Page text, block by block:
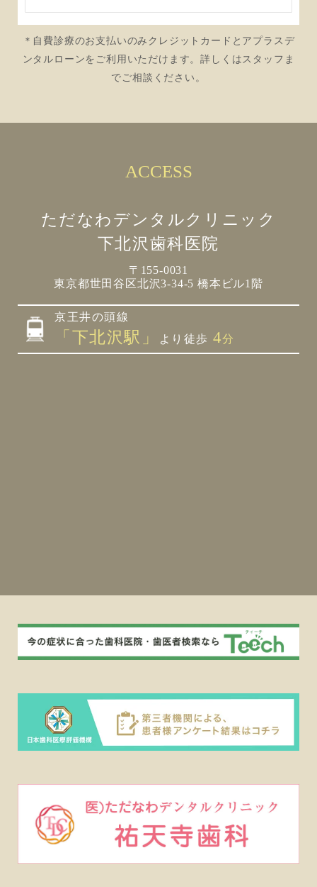
＊自費診療のお支払いのみクレジットカードとアプラスデ
ンタルローンをご利用いただけます。詳しくはスタッフま
でご相談ください。
ACCESS
ただなわデンタルクリニック
下北沢歯科医院
〒155-0031
東京都世田谷区北沢3-34-5 橋本ビル1階
京王井の頭線
「下北沢駅」 より徒歩 4分